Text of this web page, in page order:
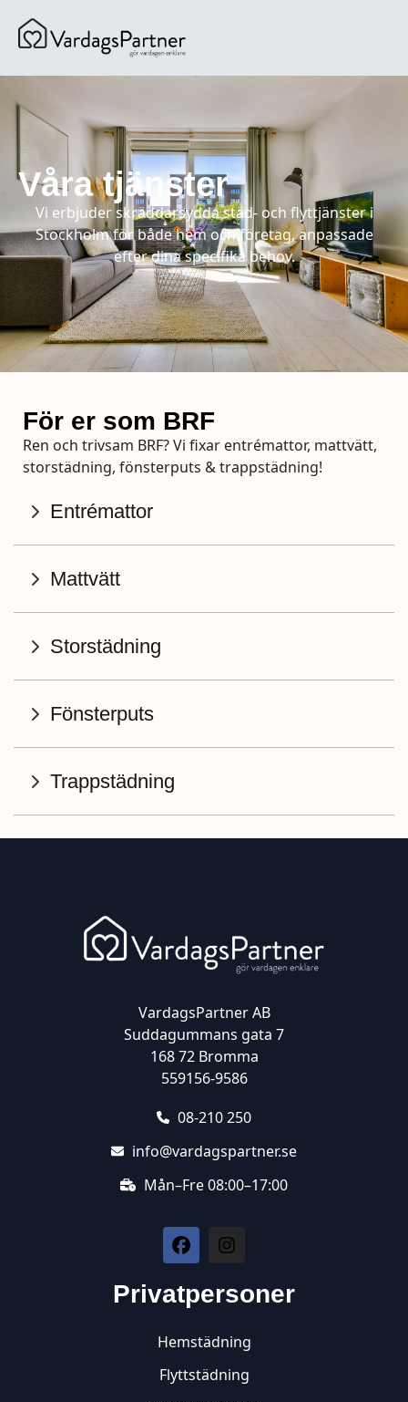
Våra tjänster
Vi erbjuder skräddarsydda städ- och flyttjänster i
Stockholm för både hem och företag, anpassade
efter dina specifika behov.
För er som BRF
Ren och trivsam BRF? Vi fixar entrémattor, mattvätt,
storstädning, fönsterputs & trappstädning!
Entrémattor
Mattvätt
Storstädning
Fönsterputs
Trappstädning
VardagsPartner AB
Suddagummans gata 7
168 72 Bromma
559156-9586
08-210 250
info@vardagspartner.se
Mån–Fre 08:00–17:00
Privatpersoner
Hemstädning
Flyttstädning